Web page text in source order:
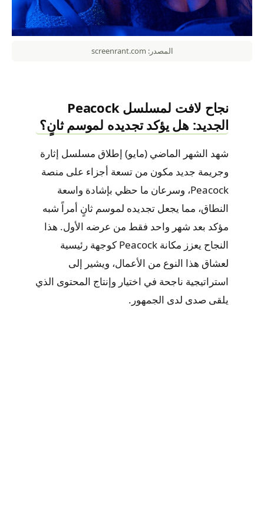
المصدر: screenrant.com
نجاح لافت لمسلسل Peacock
الجديد: هل يؤكد تجديده لموسم ثانٍ؟
شهد الشهر الماضي (مايو) إطلاق مسلسل إثارة
وجريمة جديد مكون من تسعة أجزاء على منصة
Peacock، وسرعان ما حظي بإشادة واسعة
النطاق، مما يجعل تجديده لموسم ثانٍ أمراً شبه
مؤكد بعد شهر واحد فقط من عرضه الأول. هذا
النجاح يعزز مكانة Peacock كوجهة رئيسية
لعشاق هذا النوع من الأعمال، ويشير إلى
استراتيجية ناجحة في اختيار وإنتاج المحتوى الذي
يلقى صدى لدى الجمهور.